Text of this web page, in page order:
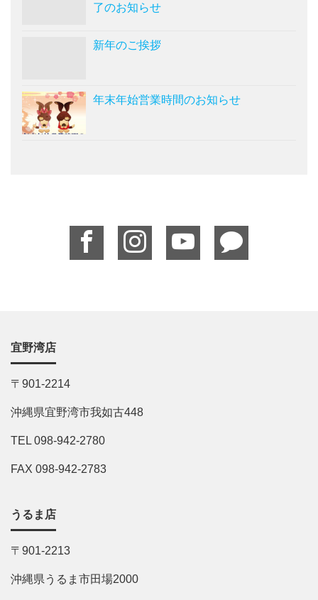
了のお知らせ
新年のご挨拶
年末年始営業時間のお知らせ
宜野湾店
〒901-2214
沖縄県宜野湾市我如古448
TEL 098-942-2780
FAX 098-942-2783
うるま店
〒901-2213
沖縄県うるま市田場2000